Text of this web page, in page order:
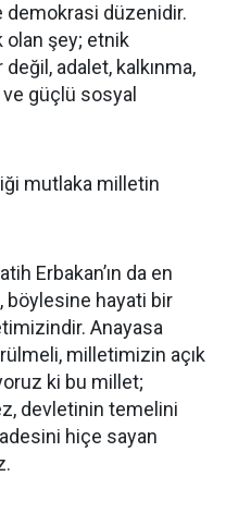
düzenidir.
şey; etnik
değil, adalet, kalkınma,
güçlü sosyal
mutlaka milletin
Erbakan’ın da en
böylesine hayati bir
Anayasa
milletimizin açık
ki bu millet;
devletinin temelini
hiçe sayan